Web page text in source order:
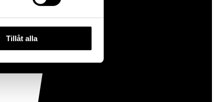
Tillåt alla